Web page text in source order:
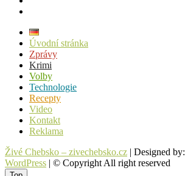
Úvodní stránka
Zprávy
Krimi
Volby
Technologie
Recepty
Video
Kontakt
Reklama
Živé Chebsko – zivechebsko.cz | Designed by:
WordPress | © Copyright All right reserved